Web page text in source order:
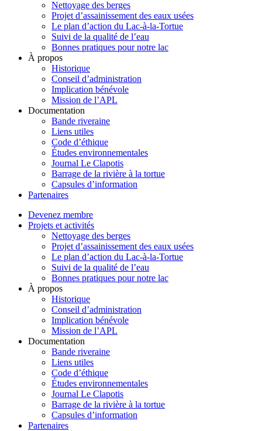
Nettoyage des berges
Projet d’assainissement des eaux usées
Le plan d’action du Lac-à-la-Tortue
Suivi de la qualité de l’eau
Bonnes pratiques pour notre lac
À propos
Historique
Conseil d’administration
Implication bénévole
Mission de l’APL
Documentation
Bande riveraine
Liens utiles
Code d’éthique
Études environnementales
Journal Le Clapotis
Barrage de la rivière à la tortue
Capsules d’information
Partenaires
Devenez membre
Projets et activités
Nettoyage des berges
Projet d’assainissement des eaux usées
Le plan d’action du Lac-à-la-Tortue
Suivi de la qualité de l’eau
Bonnes pratiques pour notre lac
À propos
Historique
Conseil d’administration
Implication bénévole
Mission de l’APL
Documentation
Bande riveraine
Liens utiles
Code d’éthique
Études environnementales
Journal Le Clapotis
Barrage de la rivière à la tortue
Capsules d’information
Partenaires